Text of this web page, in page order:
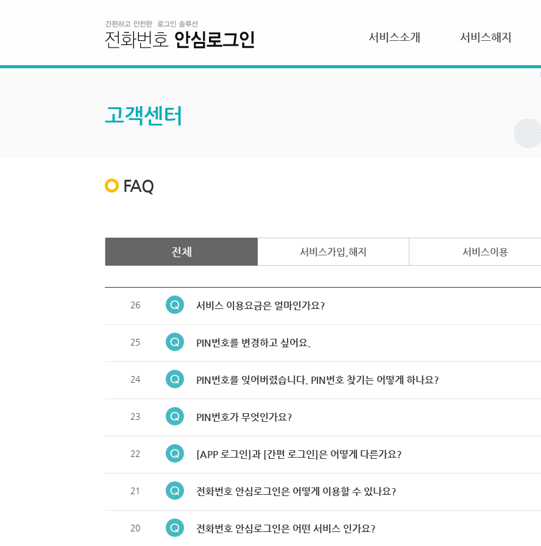
서비스소개 서비스해지
고객센터
FAQ
전체 서비스가입,해지 서비스이용
26 서비스 이용요금은 얼마인가요?
25 PIN번호를 변경하고 싶어요.
24 PIN번호를 잊어버렸습니다. PIN번호 찾기는 어떻게 하나요?
23 PIN번호가 무엇인가요?
22 [APP 로그인]과 [간편 로그인]은 어떻게 다른가요?
21 전화번호 안심로그인은 어떻게 이용할 수 있나요?
20 전화번호 안심로그인은 어떤 서비스 인가요?